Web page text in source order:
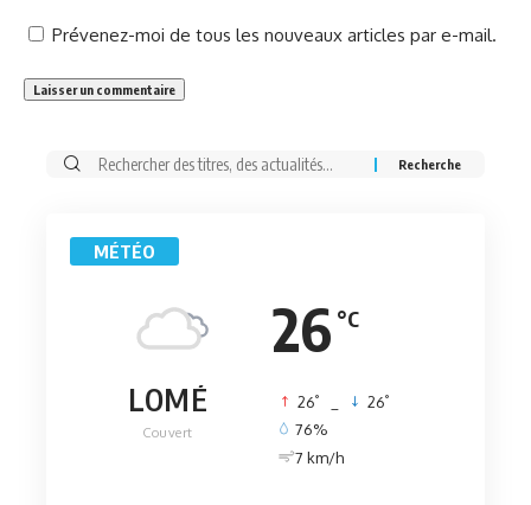
Prévenez-moi de tous les nouveaux articles par e-mail.
Rechercher:
MÉTÉO
26 °C
LOMÉ
Couvert
26° 26°
76%
7 km/h